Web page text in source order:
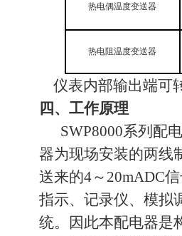
热电偶温度变送器
热电阻温度变送器
仪表内部输出端可
四、工作原理
SWP8000系列配
器为现场安装的两线
送来的4～20mADC
指示、记录仪、模拟
统。因此本配电器是